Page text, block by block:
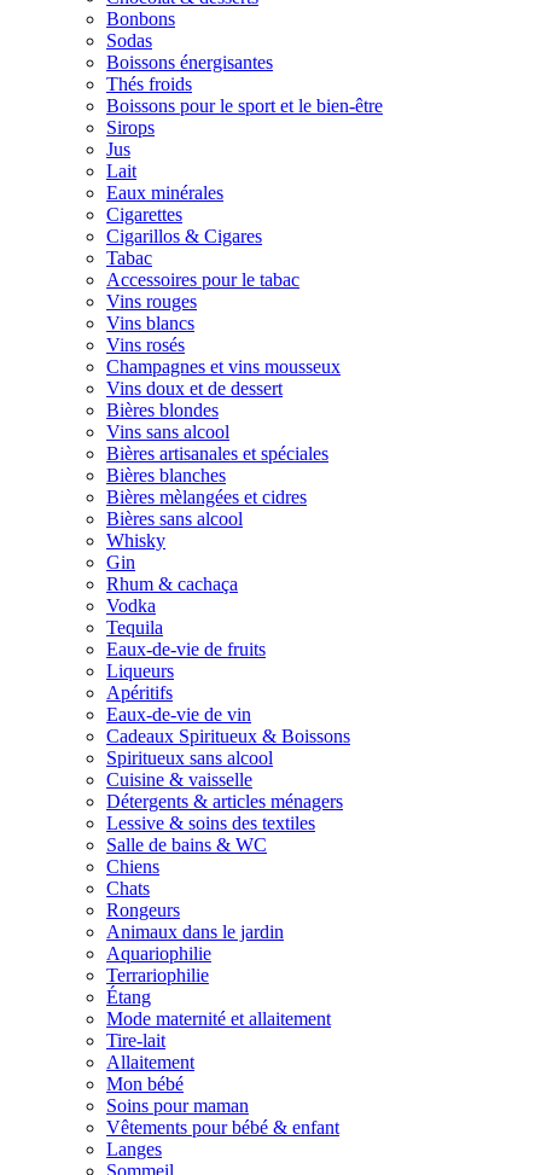
Bonbons
Sodas
Boissons énergisantes
Thés froids
Boissons pour le sport et le bien-être
Sirops
Jus
Lait
Eaux minérales
Cigarettes
Cigarillos & Cigares
Tabac
Accessoires pour le tabac
Vins rouges
Vins blancs
Vins rosés
Champagnes et vins mousseux
Vins doux et de dessert
Bières blondes
Vins sans alcool
Bières artisanales et spéciales
Bières blanches
Bières mèlangées et cidres
Bières sans alcool
Whisky
Gin
Rhum & cachaça
Vodka
Tequila
Eaux-de-vie de fruits
Liqueurs
Apéritifs
Eaux-de-vie de vin
Cadeaux Spiritueux & Boissons
Spiritueux sans alcool
Cuisine & vaisselle
Détergents & articles ménagers
Lessive & soins des textiles
Salle de bains & WC
Chiens
Chats
Rongeurs
Animaux dans le jardin
Aquariophilie
Terrariophilie
Étang
Mode maternité et allaitement
Tire-lait
Allaitement
Mon bébé
Soins pour maman
Vêtements pour bébé & enfant
Langes
Sommeil